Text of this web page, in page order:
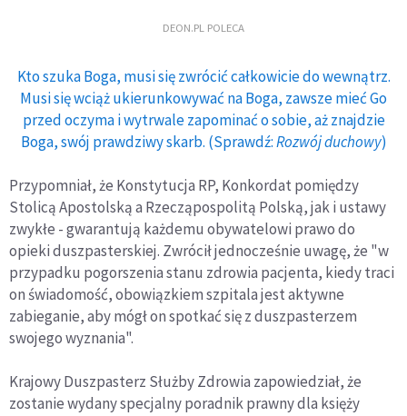
DEON.PL POLECA
Kto szuka Boga, musi się zwrócić całkowicie do wewnątrz.
Musi się wciąż ukierunkowywać na Boga, zawsze mieć Go
przed oczyma i wytrwale zapominać o sobie, aż znajdzie
Boga, swój prawdziwy skarb. (Sprawdź:Rozwój duchowy)
Przypomniał, że Konstytucja RP, Konkordat pomiędzy
Stolicą Apostolską a Rzecząpospolitą Polską, jak i ustawy
zwykłe - gwarantują każdemu obywatelowi prawo do
opieki duszpasterskiej. Zwrócił jednocześnie uwagę, że "w
przypadku pogorszenia stanu zdrowia pacjenta, kiedy traci
on świadomość, obowiązkiem szpitala jest aktywne
zabieganie, aby mógł on spotkać się z duszpasterzem
swojego wyznania".
Krajowy Duszpasterz Służby Zdrowia zapowiedział, że
zostanie wydany specjalny poradnik prawny dla księży